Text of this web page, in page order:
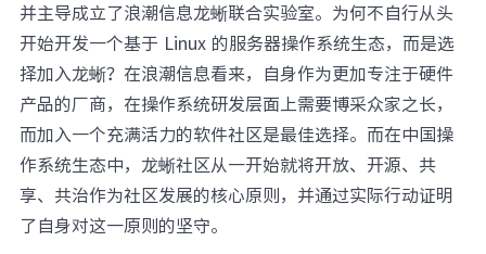
并主导成立了浪潮信息龙蜥联合实验室。为何不自行从头
开始开发一个基于 Linux 的服务器操作系统生态，而是选
择加入龙蜥？在浪潮信息看来，自身作为更加专注于硬件
产品的厂商，在操作系统研发层面上需要博采众家之长，
而加入一个充满活力的软件社区是最佳选择。而在中国操
作系统生态中，龙蜥社区从一开始就将开放、开源、共
享、共治作为社区发展的核心原则，并通过实际行动证明
了自身对这一原则的坚守。